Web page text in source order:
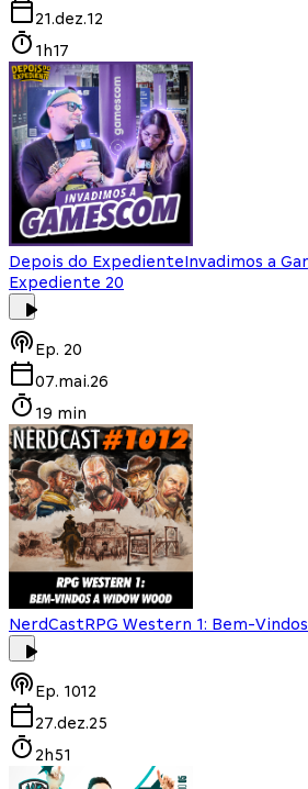
21.dez.12
1h17
Depois do ExpedienteInvadimos a
Expediente 20
Ep. 20
07.mai.26
19 min
NerdCastRPG Western 1: Bem-
Ep. 1012
27.dez.25
2h51